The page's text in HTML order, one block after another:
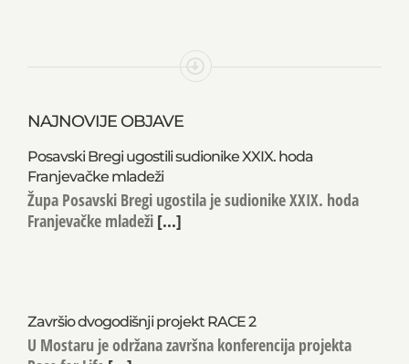
NAJNOVIJE OBJAVE
Posavski Bregi ugostili sudionike XXIX. hoda
Franjevačke mladeži
Župa Posavski Bregi ugostila je sudionike XXIX. hoda
Završio dvogodišnji projekt RACE 2